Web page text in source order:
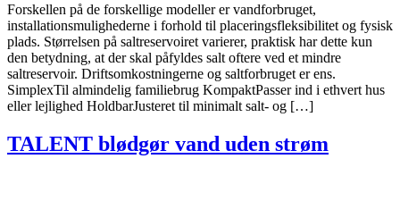
Forskellen på de forskellige modeller er vandforbruget,
installationsmulighederne i forhold til placeringsfleksibilitet og fysisk
plads. Størrelsen på saltreservoiret varierer, praktisk har dette kun
den betydning, at der skal påfyldes salt oftere ved et mindre
saltreservoir. Driftsomkostningerne og saltforbruget er ens.
SimplexTil almindelig familiebrug KompaktPasser ind i ethvert hus
eller lejlighed HoldbarJusteret til minimalt salt- og […]
TALENT blødgør vand uden strøm